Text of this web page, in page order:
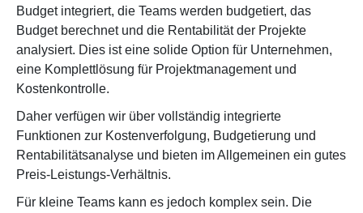
Budget integriert, die Teams werden budgetiert, das
Budget berechnet und die Rentabilität der Projekte
analysiert. Dies ist eine solide Option für Unternehmen,
eine Komplettlösung für Projektmanagement und
Kostenkontrolle.
Daher verfügen wir über vollständig integrierte
Funktionen zur Kostenverfolgung, Budgetierung und
Rentabilitätsanalyse und bieten im Allgemeinen ein gutes
Preis-Leistungs-Verhältnis.
Für kleine Teams kann es jedoch komplex sein. Die